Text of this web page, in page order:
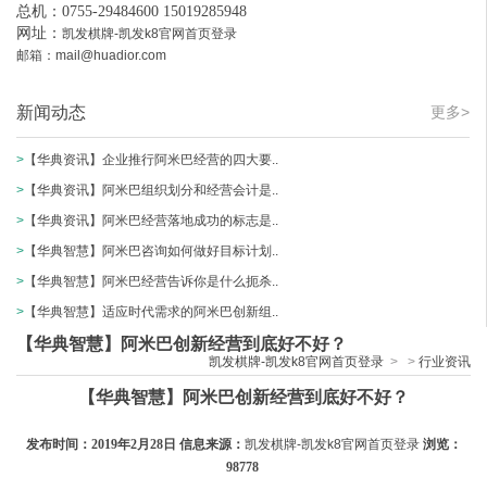
总机：0755-29484600 15019285948
网址： 凯发棋牌-凯发k8官网首页登录
邮箱： mail@huadior.com
更多>
新闻动态
> 【华典资讯】企业推行阿米巴经营的四大要..
> 【华典资讯】阿米巴组织划分和经营会计是..
> 【华典资讯】阿米巴经营落地成功的标志是..
> 【华典智慧】阿米巴咨询如何做好目标计划..
> 【华典智慧】阿米巴经营告诉你是什么扼杀..
> 【华典智慧】适应时代需求的阿米巴创新组..
【华典智慧】阿米巴创新经营到底好不好？
凯发棋牌-凯发k8官网首页登录 > > 行业资讯
【华典智慧】阿米巴创新经营到底好不好？
发布时间：2019年2月28日 信息来源： 凯发棋牌-凯发k8官网首页登录浏览：
98778